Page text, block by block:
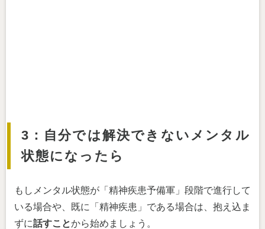
3：自分では解決できないメンタル
状態になったら
もしメンタル状態が「精神疾患予備軍」段階で進行して
いる場合や、既に「精神疾患」である場合は、抱え込ま
ずに話すことから始めましょう。